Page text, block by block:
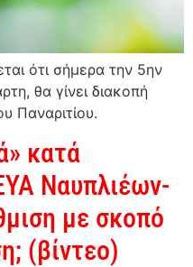
ότι σήμερα την 5ην
θα γίνει διακοπή
Παναριτίου.
κατά
Ναυπλιέων-
με σκοπό
(βίντεο)